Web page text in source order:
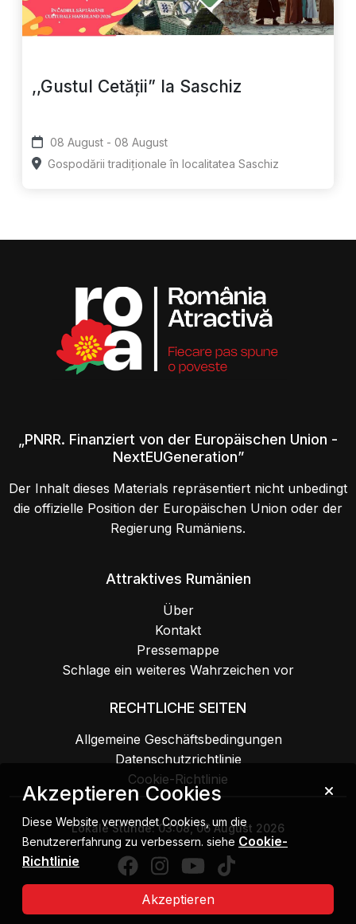
,,Gustul Cetății” la Saschiz
08 August - 08 August
Gospodării tradiționale în localitatea Saschiz
„PNRR. Finanziert von der Europäischen Union -
NextEUGeneration”
Der Inhalt dieses Materials repräsentiert nicht unbedingt
die offizielle Position der Europäischen Union oder der
Regierung Rumäniens.
Attraktives Rumänien
Über
Kontakt
Pressemappe
Schlage ein weiteres Wahrzeichen vor
RECHTLICHE SEITEN
Allgemeine Geschäftsbedingungen
Datenschutzrichtlinie
Cookie-Richtlinie
Lokale Stunde:03:08, 06 August 2026
Urheberrecht 2026 MIPE. Alle Rechte vorbehalten.
Akzeptieren Cookies
Diese Website verwendet Cookies, um die
Benutzererfahrung zu verbessern. siehe Cookie-
Richtlinie
Akzeptieren